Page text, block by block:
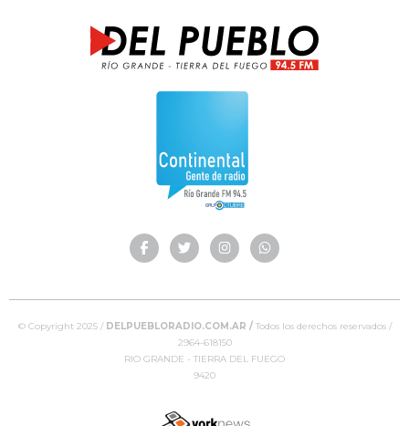
© Copyright 2025 / DELPUEBLORADIO.COM.AR /Todos los derechos reservados /
2964-618150
RIO GRANDE - TIERRA DEL FUEGO
9420